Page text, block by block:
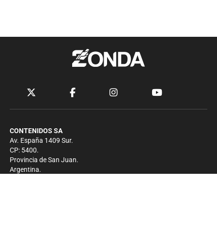
CONTENIDOS SA
Av. España 1409 Sur.
CP: 5400.
Provincia de San Juan.
Argentina.